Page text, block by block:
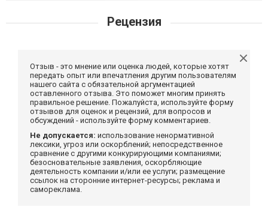
Рецензия
Отзыв - это мнение или оценка людей, которые хотят
передать опыт или впечатления другим пользователям
нашего сайта с обязательной аргументацией
оставленного отзыва. Это поможет многим принять
правильное решение. Пожалуйста, используйте форму
отзывов для оценок и рецензий, для вопросов и
обсуждений - используйте форму комментариев.
Не допускается: использование ненормативной
лексики, угроз или оскорблений; непосредственное
сравнение с другими конкурирующими компаниями;
безосновательные заявления, оскорбляющие
деятельность компании и/или ее услуги; размещение
ссылок на сторонние интернет-ресурсы; реклама и
самореклама.